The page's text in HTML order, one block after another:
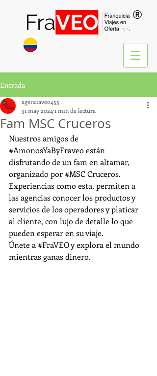
®
Entrada
Fam MSC Cruceros
agenciaveo455
31 may 2024 1 min de lectura
Nuestros amigos de
#AmonosYaByFraveo están
disfrutando de un fam en altamar,
organizado por #MSC Cruceros.
Experiencias como esta, permiten a
las agencias conocer los productos y
servicios de los operadores y platicar
al cliente, con lujo de detalle lo que
pueden esperar en su viaje.
Únete a #FraVEO y explora el mundo
mientras ganas dinero.